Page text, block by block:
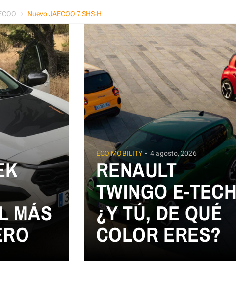
Nuevo JAECOO 7 SHS-H
MÁS
ECO MOBILITY 4 agosto, 2026
RENAULT
TWINGO E-TECH
¿Y TÚ, DE QUÉ
COLOR ERES?